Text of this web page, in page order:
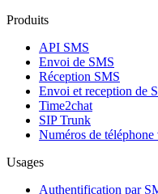
Produits
API SMS
Envoi de SMS
Réception SMS
Envoi et reception de
Time2chat
SIP Trunk
Numéros de téléphone
Usages
Authentification par